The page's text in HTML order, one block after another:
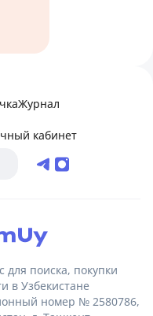
Журнал
кабинет
для поиска, покупки
в Узбекистане
номер № 2580786,